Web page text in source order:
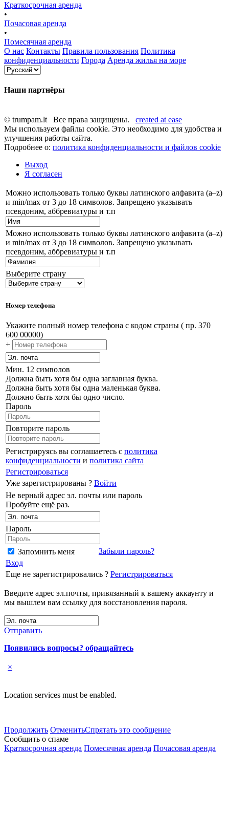
Краткосрочная аренда
•
Почасовая аренда
•
Помесячная аренда
О нас Контакты Правила пользования Политика
конфиденциальности Города Аренда жилья на море
Наши партнёры
© trumpam.lt Все права защищены. created at ease
Мы используем файлы cookie. Это необходимо для удобства и
улучшения работы сайта.
Подробнее о: политика конфиденциальности и файлов cookie
Выход
Я согласен
Можно использовать только буквы латинского алфавита (a–z)
и min/max от 3 до 18 символов. Запрещено указывать
псевдоним, аббревиатуры и т.п
Можно использовать только буквы латинского алфавита (a–z)
и min/max от 3 до 18 символов. Запрещено указывать
псевдоним, аббревиатуры и т.п
Выберите страну
Номер телефона
Укажите полный номер телефона с кодом страны ( пр. 370
600 00000)
+
Мин. 12 символов
Должна быть хотя бы одна заглавная буква.
Должна быть хотя бы одна маленькая буква.
Должно быть хотя бы одно число.
Пароль
Повторите пароль
Регистрируясь вы соглашаетесь с политика
конфиденциальности и политика сайта
Регистрироваться
Уже зарегистрированы ? Войти
Не верный адрес эл. почты или пароль
Пробуйте ещё раз.
Пароль
Запомнить меня
Забыли пароль?
Вход
Еще не зарегистрировались ? Регистрироваться
Введите адрес эл.почты, привязанный к вашему аккаунту и
мы вышлем вам ссылку для восстановления пароля.
Отправить
Появились вопросы? обращайтесь
×
Location services must be enabled.
Продолжить ОтменитьСпрятать это сообщение
Сообщить о спаме
Краткосрочная аренда Помесячная аренда Почасовая аренда